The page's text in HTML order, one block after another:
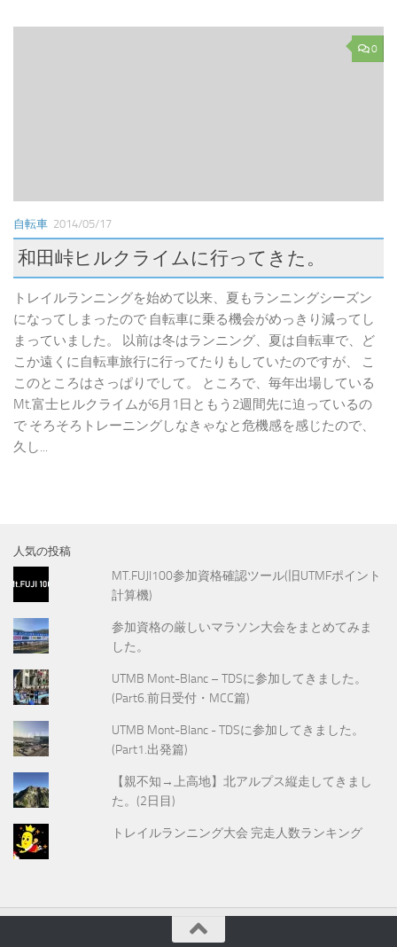
0
自転車 2014/05/17
和田峠ヒルクライムに行ってきた。
トレイルランニングを始めて以来、夏もランニングシーズン
になってしまったので 自転車に乗る機会がめっきり減ってし
まっていました。 以前は冬はランニング、夏は自転車で、ど
こか遠くに自転車旅行に行ってたりもしていたのですが、 こ
このところはさっぱりでして。 ところで、毎年出場している
Mt.富士ヒルクライムが6月1日ともう2週間先に迫っているの
で そろそろトレーニングしなきゃなと危機感を感じたので、
久し...
人気の投稿
MT.FUJI100参加資格確認ツール(旧UTMFポイント
計算機)
参加資格の厳しいマラソン大会をまとめてみま
した。
UTMB Mont-Blanc – TDSに参加してきました。
(Part6.前日受付・MCC篇)
UTMB Mont-Blanc - TDSに参加してきました。
(Part1.出発篇)
【親不知→上高地】北アルプス縦走してきまし
た。(2日目)
トレイルランニング大会 完走人数ランキング